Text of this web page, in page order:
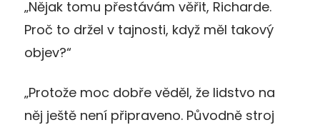
„Nějak tomu přestávám věřit, Richarde.
Proč to držel v tajnosti, když měl takový
objev?“
„Protože moc dobře věděl, že lidstvo na
něj ještě není připraveno. Původně stroj